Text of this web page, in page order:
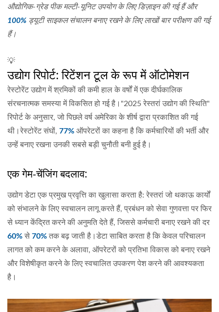
औद्योगिक-ग्रेड पीक मल्टी-यूनिट उपयोग के लिए डिज़ाइन की गई हैं और
100% ड्यूटी साइकल संचालन बनाए रखने के लिए लाखों बार परीक्षण की गई
हैं।
💡
उद्योग रिपोर्ट: रिटेंशन टूल के रूप में ऑटोमेशन
रेस्टोरेंट उद्योग में श्रमिकों की कमी हाल के वर्षों में एक दीर्घकालिक
संरचनात्मक समस्या में विकसित हो गई है।"2025 रेस्तरां उद्योग की स्थिति"
रिपोर्ट के अनुसार, जो पिछले वर्ष अमेरिका के शीर्ष द्वारा प्रकाशित की गई
थी।रेस्टोरेंट संघों, 77% ऑपरेटरों का कहना है कि कर्मचारियों की भर्ती और
उन्हें बनाए रखना उनकी सबसे बड़ी चुनौती बनी हुई है।
एक गेम-चेंजिंग बदलाव:
उद्योग डेटा एक प्रमुख प्रवृत्ति का खुलासा करता है: रेस्तरां जो थकाऊ कार्यों
को संभालने के लिए स्वचालन लागू करते हैं, प्रबंधन को सेवा गुणवत्ता पर फिर
से ध्यान केंद्रित करने की अनुमति देते हैं, जिससे कर्मचारी बनाए रखने की दर
60% से 70% तक बढ़ जाती है।डेटा साबित करता है कि केवल परिचालन
लागत को कम करने के अलावा, ऑपरेटरों को प्रतिभा विकास को बनाए रखने
और विशेषीकृत करने के लिए स्वचालित उपकरण पेश करने की आवश्यकता
है।